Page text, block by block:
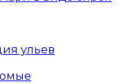
ульев